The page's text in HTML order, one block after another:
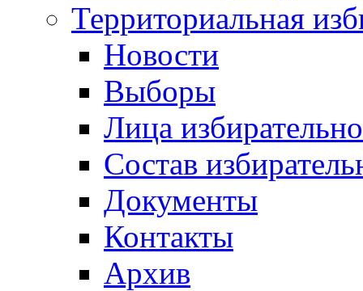
Территориальная
Новости
Выборы
Лица
Состав
Документы
Контакты
Архив